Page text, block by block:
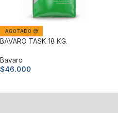
AGOTADO 😔
BAVARO TASK 18 KG.
Bavaro
$46.000